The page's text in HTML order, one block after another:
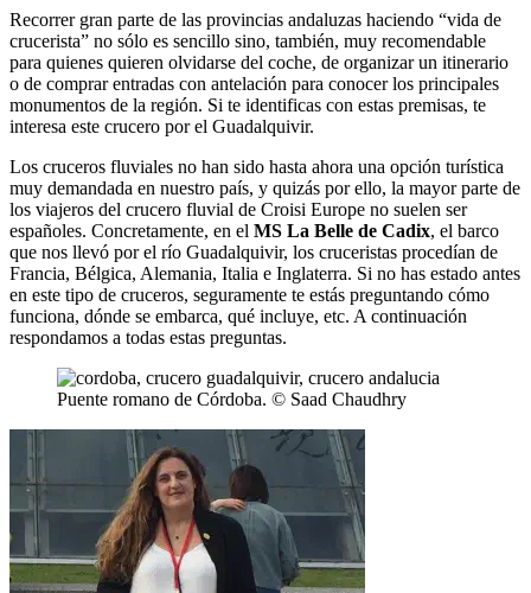
Recorrer gran parte de las provincias andaluzas haciendo “vida de
crucerista” no sólo es sencillo sino, también, muy recomendable
para quienes quieren olvidarse del coche, de organizar un itinerario
o de comprar entradas con antelación para conocer los principales
monumentos de la región. Si te identificas con estas premisas, te
interesa este crucero por el Guadalquivir.
Los cruceros fluviales no han sido hasta ahora una opción turística
muy demandada en nuestro país, y quizás por ello, la mayor parte de
los viajeros del crucero fluvial de Croisi Europe no suelen ser
españoles. Concretamente, en el MS La Belle de Cadix, el barco
que nos llevó por el río Guadalquivir, los cruceristas procedían de
Francia, Bélgica, Alemania, Italia e Inglaterra. Si no has estado antes
en este tipo de cruceros, seguramente te estás preguntando cómo
funciona, dónde se embarca, qué incluye, etc. A continuación
respondamos a todas estas preguntas.
Puente romano de Córdoba. © Saad Chaudhry